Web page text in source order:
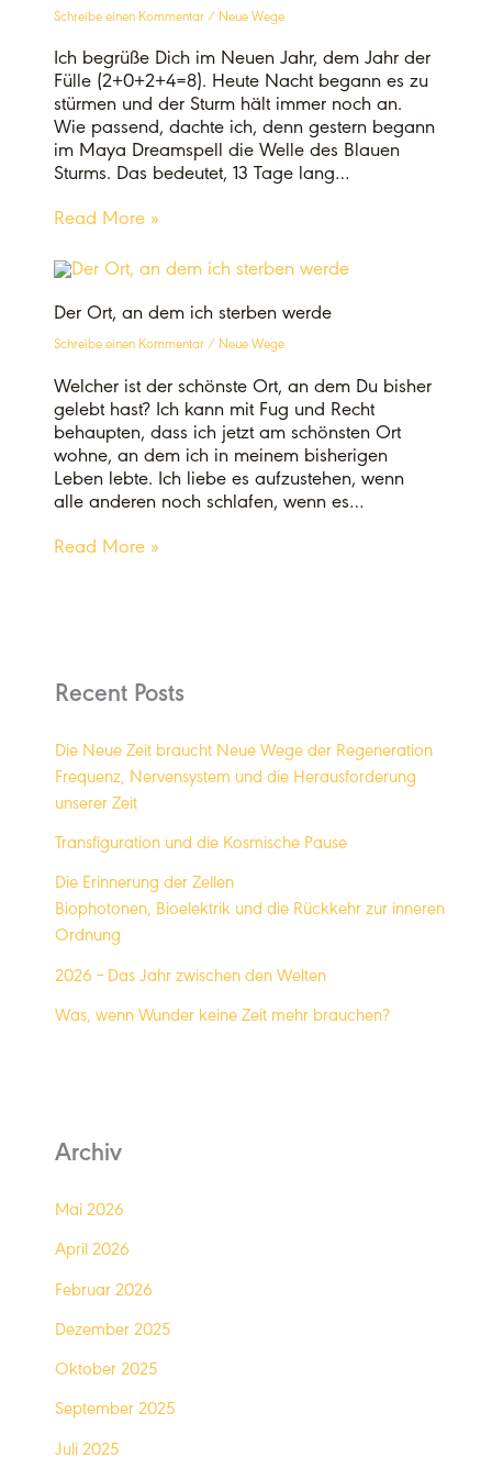
Schreibe einen Kommentar / Neue Wege
Ich begrüße Dich im Neuen Jahr, dem Jahr der
Fülle (2+0+2+4=8). Heute Nacht begann es zu
stürmen und der Sturm hält immer noch an.
Wie passend, dachte ich, denn gestern begann
im Maya Dreamspell die Welle des Blauen
Sturms. Das bedeutet, 13 Tage lang…
Read More »
Der Ort, an dem ich sterben werde
Schreibe einen Kommentar / Neue Wege
Welcher ist der schönste Ort, an dem Du bisher
gelebt hast? Ich kann mit Fug und Recht
behaupten, dass ich jetzt am schönsten Ort
wohne, an dem ich in meinem bisherigen
Leben lebte. Ich liebe es aufzustehen, wenn
alle anderen noch schlafen, wenn es…
Read More »
Recent Posts
Die Neue Zeit braucht Neue Wege der Regeneration
Frequenz, Nervensystem und die Herausforderung
unserer Zeit
Transfiguration und die Kosmische Pause
Die Erinnerung der Zellen
Biophotonen, Bioelektrik und die Rückkehr zur inneren
Ordnung
2026 – Das Jahr zwischen den Welten
Was, wenn Wunder keine Zeit mehr brauchen?
Archiv
Mai 2026
April 2026
Februar 2026
Dezember 2025
Oktober 2025
September 2025
Juli 2025